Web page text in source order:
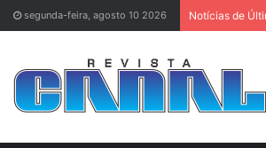
segunda-feira, agosto 10 2026 Notícias de